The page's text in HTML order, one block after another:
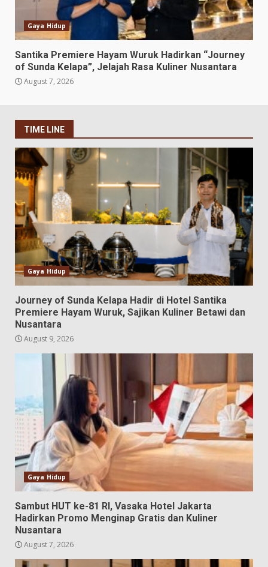
Gaya Hidup
Santika Premiere Hayam Wuruk Hadirkan “Journey
of Sunda Kelapa”, Jelajah Rasa Kuliner Nusantara
August 7, 2026
TIME LINE
Gaya Hidup
Journey of Sunda Kelapa Hadir di Hotel Santika
Premiere Hayam Wuruk, Sajikan Kuliner Betawi dan
Nusantara
August 9, 2026
Gaya Hidup
Sambut HUT ke-81 RI, Vasaka Hotel Jakarta
Hadirkan Promo Menginap Gratis dan Kuliner
Nusantara
August 7, 2026